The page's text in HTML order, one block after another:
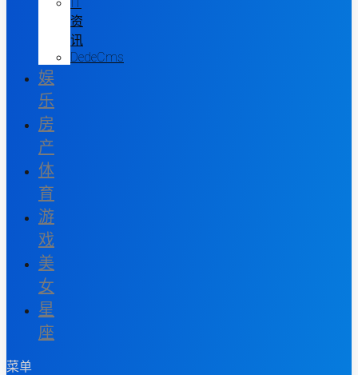
资
讯
DedeCms
娱
乐
房
产
体
育
游
戏
美
女
星
座
菜单